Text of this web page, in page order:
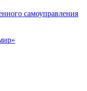
самоуправления